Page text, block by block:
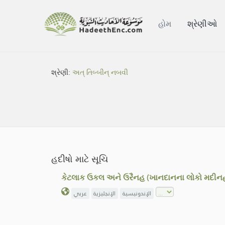
હોમ શ્રેણીઓ
શ્રેણી: અત્ તિબ્બીન્ નબવી
હદીષો માટે સૂચિ
કેટલાક ઉકલ અને ઉરૈનહ (ખાનદાનના લોકો
عربي الإنجليزية الإندونيسية